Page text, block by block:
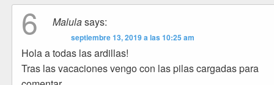
6 Malulasays:
septiembre 13, 2019 a las 10:25 am
Hola a todas las ardillas!
Tras las vacaciones vengo con las pilas cargadas para